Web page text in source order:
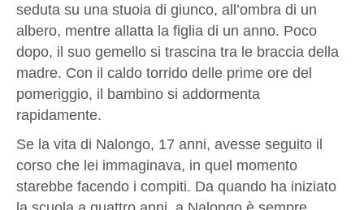
seduta su una stuoia di giunco, all’ombra di un
albero, mentre allatta la figlia di un anno. Poco
dopo, il suo gemello si trascina tra le braccia della
madre. Con il caldo torrido delle prime ore del
pomeriggio, il bambino si addormenta
rapidamente.
Se la vita di Nalongo, 17 anni, avesse seguito il
corso che lei immaginava, in quel momento
starebbe facendo i compiti. Da quando ha iniziato